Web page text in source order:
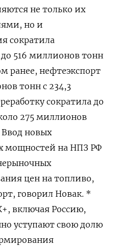
не только их
но и
сократила
516 миллионов тонн
ранее, нефтеэкспорт
тонн с 234,3
сократила до
275 миллионов
Ввод новых
мощностей на НПЗ РФ
цен на топливо,
говорил Новак. *
включая Россию,
уступают свою долю